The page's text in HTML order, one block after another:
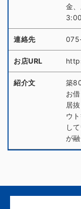
金
連絡先
お店URL
紹介文
築
お
居
ウ
し
が